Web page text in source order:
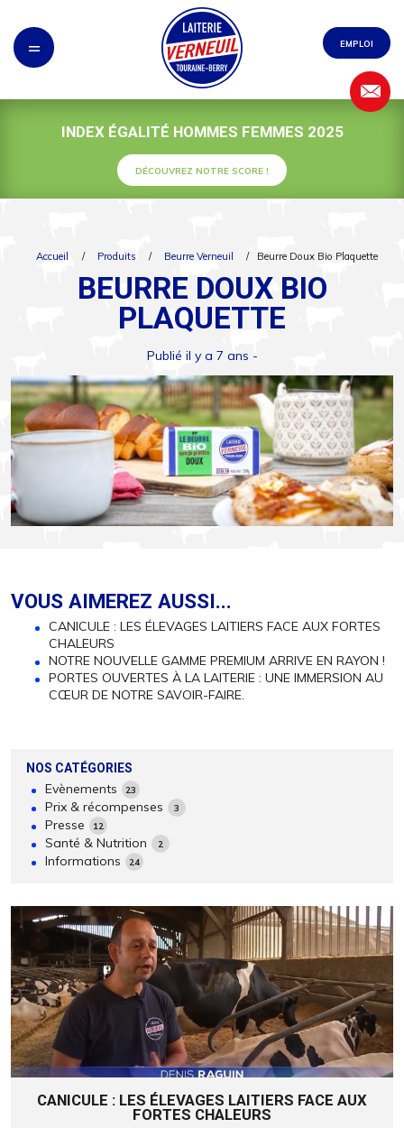
= EMPLOI
INDEX ÉGALITÉ HOMMES FEMMES 2025
DÉCOUVREZ NOTRE SCORE !
Accueil / Produits / Beurre Verneuil / Beurre Doux Bio Plaquette
BEURRE DOUX BIO
PLAQUETTE
Publié il y a 7 ans -
VOUS AIMEREZ AUSSI...
CANICULE : LES ÉLEVAGES LAITIERS FACE AUX FORTES
CHALEURS
NOTRE NOUVELLE GAMME PREMIUM ARRIVE EN RAYON !
PORTES OUVERTES À LA LAITERIE : UNE IMMERSION AU
CŒUR DE NOTRE SAVOIR-FAIRE.
NOS CATÉGORIES
Evènements 23
Prix & récompenses 3
Presse 12
Santé & Nutrition 2
Informations 24
CANICULE : LES ÉLEVAGES LAITIERS FACE AUX
FORTES CHALEURS
Panneau de gestion des cookies